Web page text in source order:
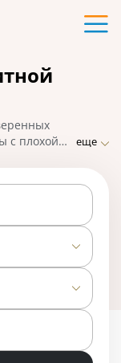
с плохой
онлайн и
вам
в день.
еще